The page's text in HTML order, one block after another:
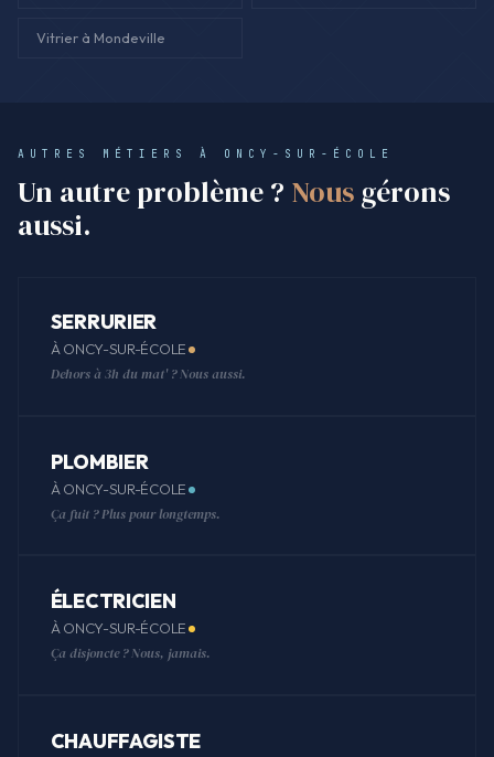
Vitrier à Mondeville
AUTRES MÉTIERS À ONCY-SUR-ÉCOLE
Un autre problème ? Nous gérons
aussi.
SERRURIER
À ONCY-SUR-ÉCOLE
Dehors à 3h du mat' ? Nous aussi.
PLOMBIER
À ONCY-SUR-ÉCOLE
Ça fuit ? Plus pour longtemps.
ÉLECTRICIEN
À ONCY-SUR-ÉCOLE
Ça disjoncte ? Nous, jamais.
CHAUFFAGISTE